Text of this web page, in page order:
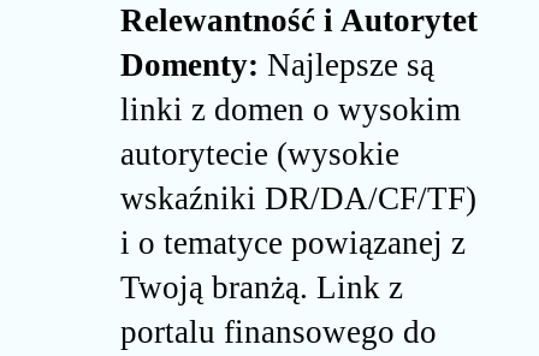
Relewantność i Autorytet
Domenty: Najlepsze są
linki z domen o wysokim
autorytecie (wysokie
wskaźniki DR/DA/CF/TF)
i o tematyce powiązanej z
Twoją branżą. Link z
portalu finansowego do